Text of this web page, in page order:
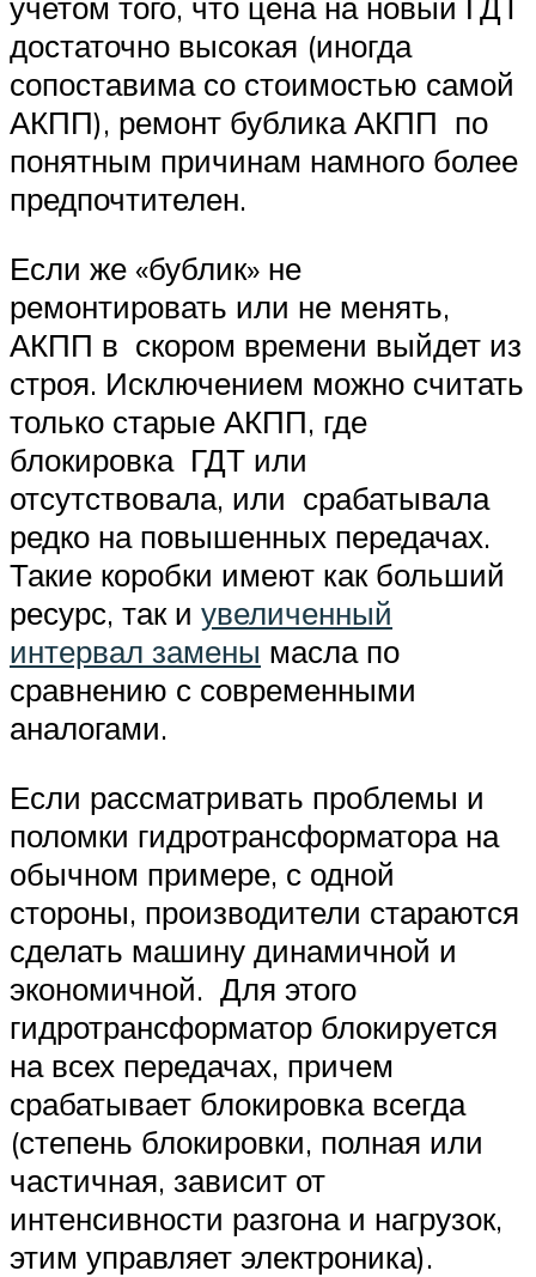
учетом того, что цена на новый ГДТ
достаточно высокая (иногда
сопоставима со стоимостью самой
АКПП), ремонт бублика АКПП по
понятным причинам намного более
предпочтителен.
Если же «бублик» не
ремонтировать или не менять,
АКПП в скором времени выйдет из
строя. Исключением можно считать
только старые АКПП, где
блокировка ГДТ или
отсутствовала, или срабатывала
редко на повышенных передачах.
Такие коробки имеют как больший
ресурс, так и увеличенный
интервал замены масла по
сравнению с современными
аналогами.
Если рассматривать проблемы и
поломки гидротрансформатора на
обычном примере, с одной
стороны, производители стараются
сделать машину динамичной и
экономичной. Для этого
гидротрансформатор блокируется
на всех передачах, причем
срабатывает блокировка всегда
(степень блокировки, полная или
частичная, зависит от
интенсивности разгона и нагрузок,
этим управляет электроника).